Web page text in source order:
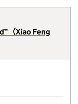
（Xiao Feng